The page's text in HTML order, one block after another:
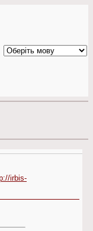
irbis-